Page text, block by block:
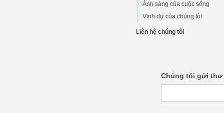
Ánh sáng của cuộc sống
Vinh dự của chúng tôi
Liên hệ chúng tôi
Chúng tôi gửi